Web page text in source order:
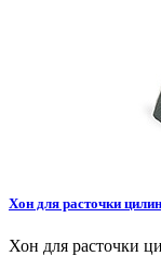
Хон для расточки
Хон для расточки